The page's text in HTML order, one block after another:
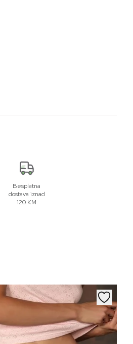
Besplatna
dostava iznad
120 KM